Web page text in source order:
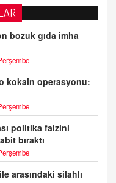
bozuk gıda imha
kokain operasyonu:
politika faizini
bıraktı
arasındaki silahlı